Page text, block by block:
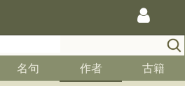
名句 作者 古籍